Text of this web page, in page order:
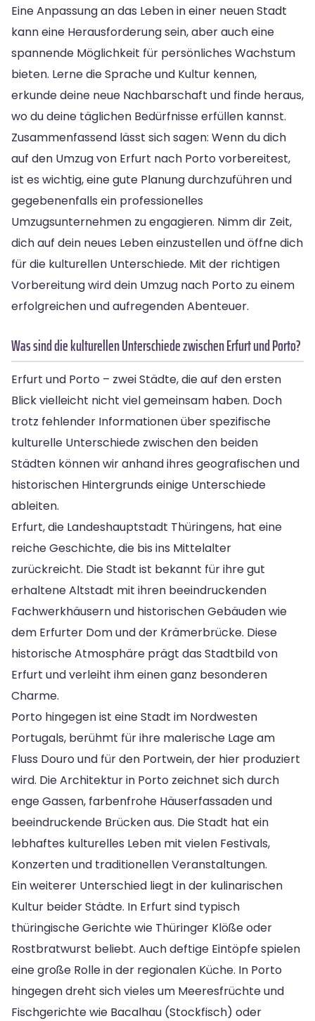
Eine Anpassung an das Leben in einer neuen Stadt
kann eine Herausforderung sein, aber auch eine
spannende Möglichkeit für persönliches Wachstum
bieten. Lerne die Sprache und Kultur kennen,
erkunde deine neue Nachbarschaft und finde heraus,
wo du deine täglichen Bedürfnisse erfüllen kannst.
Zusammenfassend lässt sich sagen: Wenn du dich
auf den Umzug von Erfurt nach Porto vorbereitest,
ist es wichtig, eine gute Planung durchzuführen und
gegebenenfalls ein professionelles
Umzugsunternehmen zu engagieren. Nimm dir Zeit,
dich auf dein neues Leben einzustellen und öffne dich
für die kulturellen Unterschiede. Mit der richtigen
Vorbereitung wird dein Umzug nach Porto zu einem
erfolgreichen und aufregenden Abenteuer.
Was sind die kulturellen Unterschiede zwischen Erfurt und Porto?
Erfurt und Porto – zwei Städte, die auf den ersten
Blick vielleicht nicht viel gemeinsam haben. Doch
trotz fehlender Informationen über spezifische
kulturelle Unterschiede zwischen den beiden
Städten können wir anhand ihres geografischen und
historischen Hintergrunds einige Unterschiede
ableiten.
Erfurt, die Landeshauptstadt Thüringens, hat eine
reiche Geschichte, die bis ins Mittelalter
zurückreicht. Die Stadt ist bekannt für ihre gut
erhaltene Altstadt mit ihren beeindruckenden
Fachwerkhäusern und historischen Gebäuden wie
dem Erfurter Dom und der Krämerbrücke. Diese
historische Atmosphäre prägt das Stadtbild von
Erfurt und verleiht ihm einen ganz besonderen
Charme.
Porto hingegen ist eine Stadt im Nordwesten
Portugals, berühmt für ihre malerische Lage am
Fluss Douro und für den Portwein, der hier produziert
wird. Die Architektur in Porto zeichnet sich durch
enge Gassen, farbenfrohe Häuserfassaden und
beeindruckende Brücken aus. Die Stadt hat ein
lebhaftes kulturelles Leben mit vielen Festivals,
Konzerten und traditionellen Veranstaltungen.
Ein weiterer Unterschied liegt in der kulinarischen
Kultur beider Städte. In Erfurt sind typisch
thüringische Gerichte wie Thüringer Klöße oder
Rostbratwurst beliebt. Auch deftige Eintöpfe spielen
eine große Rolle in der regionalen Küche. In Porto
hingegen dreht sich vieles um Meeresfrüchte und
Fischgerichte wie Bacalhau (Stockfisch) oder